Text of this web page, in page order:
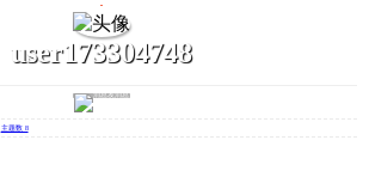
user173304748
发消息
主题数 8